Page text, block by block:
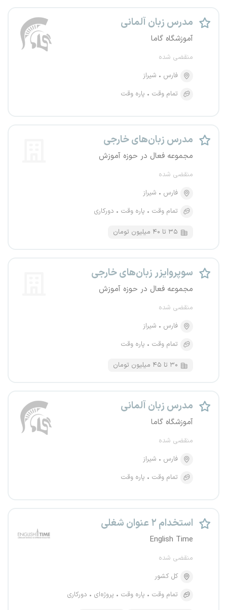
مدرس زبان آلمانی
آموزشگاه گاما
منقضی شده
فارس
شیراز
تمام وقت
پاره وقت
مدرس زبان‌های خارجی
مجموعه فعال در حوزه آموزش
منقضی شده
فارس
شیراز
تمام وقت
پاره وقت دورکاری
۳۵ تا ۴۰ میلیون تومان
سوپروایزر زبان‌های خارجی
مجموعه فعال در حوزه آموزش
منقضی شده
فارس
شیراز
تمام وقت
پاره وقت
۳۰ تا ۴۵ میلیون تومان
مدرس زبان آلمانی
آموزشگاه گاما
منقضی شده
فارس
شیراز
تمام وقت
پاره وقت
استخدام ۲ عنوان شغلی
English Time
منقضی شده
کل کشور
تمام وقت
پاره وقت پروژه‌ای دورکاری